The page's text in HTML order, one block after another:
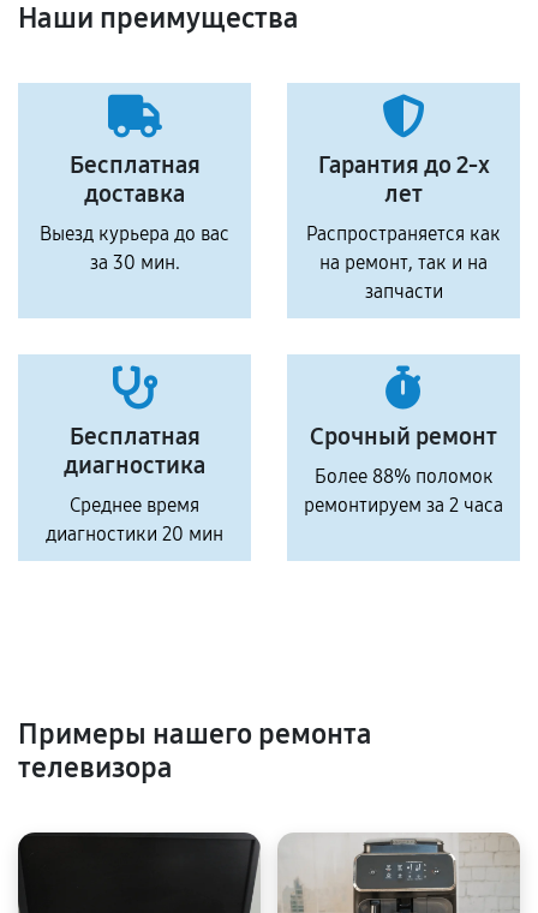
Наши преимущества
Бесплатная
доставка
Выезд курьера до вас
за 30 мин.
Гарантия до 2-х
лет
Распространяется как
на ремонт, так и на
запчасти
Бесплатная
диагностика
Среднее время
диагностики 20 мин
Срочный ремонт
Более 88% поломок
ремонтируем за 2 часа
Примеры нашего ремонта
телевизора